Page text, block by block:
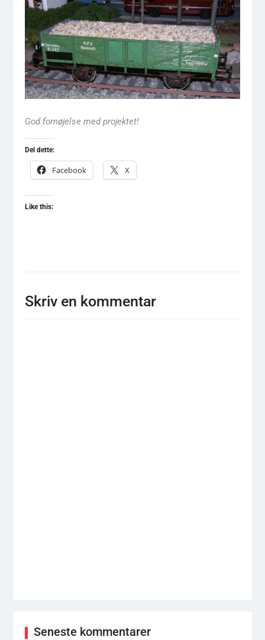
God fornøjelse med projektet!
Del dette:
Facebook X
Like this:
Skriv en kommentar
Seneste kommentarer